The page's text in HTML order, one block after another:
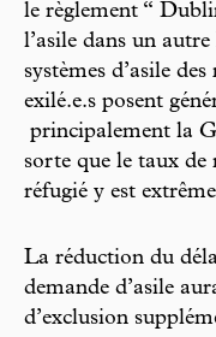
le règlement “
l’asile dans un
systèmes d’asile
exilé.e.s posent
principalement la
sorte que le taux de
réfugié y est
La réduction du
demande d’asile
d’exclusion